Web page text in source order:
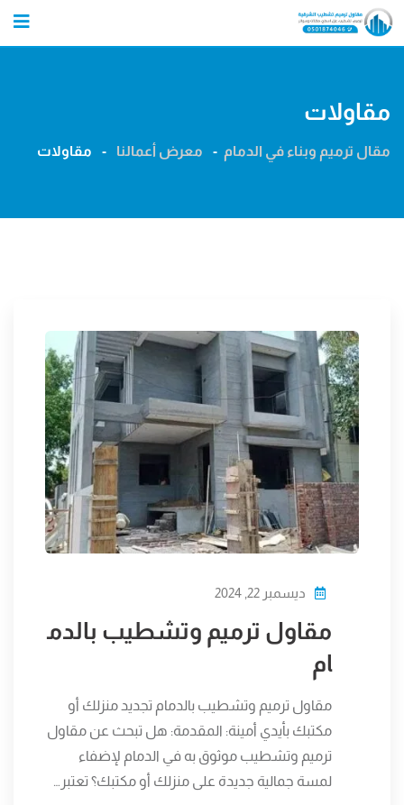
Skip
مقاولات
مقال ترميم وبناء في الدمام - معرض أعمالنا - مقاولات
ديسمبر 22, 2024
مقاول ترميم وتشطيب بالدم
ام
مقاول ترميم وتشطيب بالدمام تجديد منزلك أو
مكتبك بأيدي أمينة: المقدمة: هل تبحث عن مقاول
ترميم وتشطيب موثوق به في الدمام لإضفاء
لمسة جمالية جديدة على منزلك أو مكتبك؟ تعتبر…